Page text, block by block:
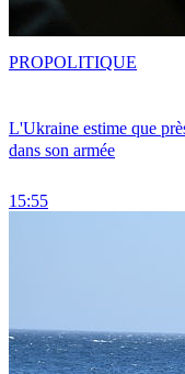
L'Ukraine estime que
dans son armée
15:55
PROPOLITIQUE